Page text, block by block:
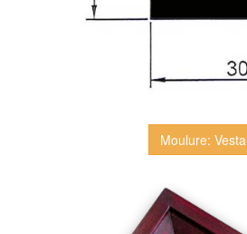
Moulure: Vesta